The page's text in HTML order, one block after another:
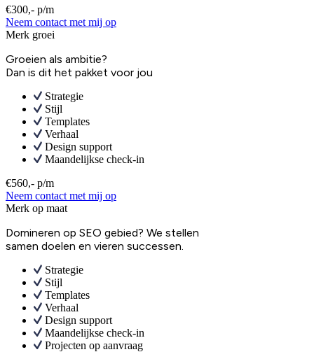
€300,- p/m
Neem contact met mij op
Merk groei
Groeien als ambitie?
Dan is dit het pakket voor jou
Strategie
Stijl
Templates
Verhaal
Design support
Maandelijkse check-in
€560,- p/m
Neem contact met mij op
Merk op maat
Domineren op SEO gebied? We stellen
samen doelen en vieren successen.
Strategie
Stijl
Templates
Verhaal
Design support
Maandelijkse check-in
Projecten op aanvraag